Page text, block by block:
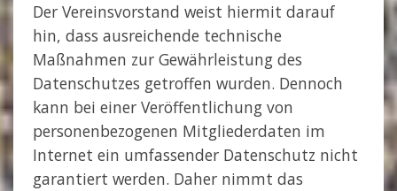
Der Vereinsvorstand weist hiermit darauf
hin, dass ausreichende technische
Maßnahmen zur Gewährleistung des
Datenschutzes getroffen wurden. Dennoch
kann bei einer Veröffentlichung von
personenbezogenen Mitgliederdaten im
Internet ein umfassender Datenschutz nicht
garantiert werden. Daher nimmt das